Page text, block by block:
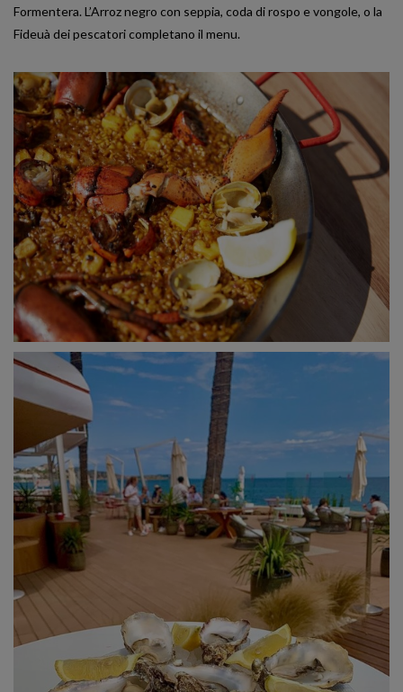
Formentera. L’Arroz negro con seppia, coda di rospo e vongole, o la
Fideuà dei pescatori completano il menu.